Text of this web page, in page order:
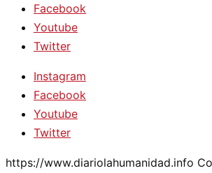
Facebook
Youtube
Twitter
Instagram
Facebook
Youtube
Twitter
https://www.diariolahumanidad.info